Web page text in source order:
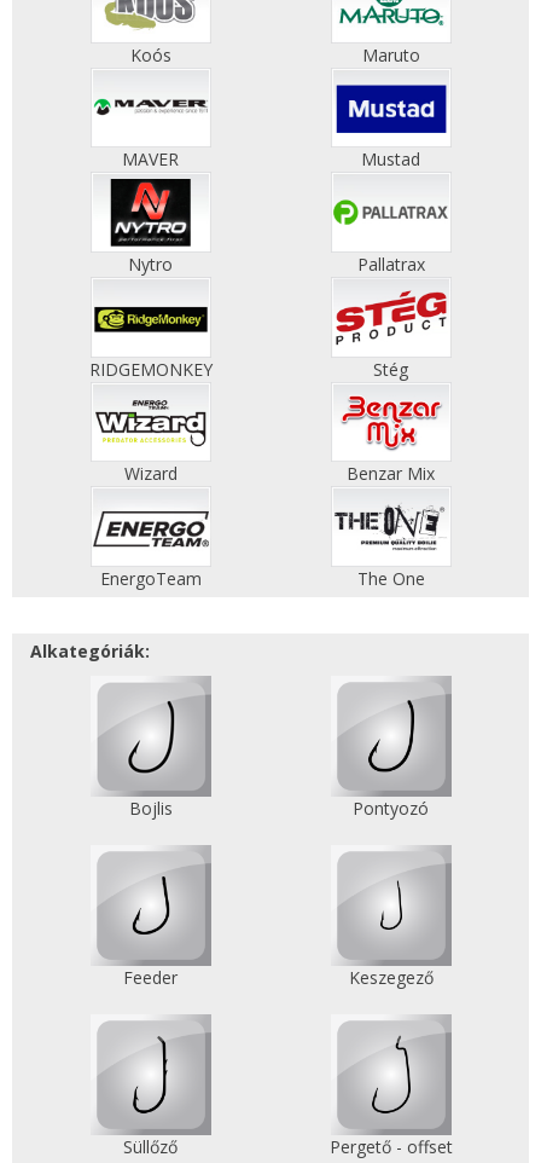
Koós Maruto
MAVER Mustad
Nytro Pallatrax
RIDGEMONKEY Stég
Wizard Benzar Mix
EnergoTeam The One
Alkategóriák:
Bojlis Pontyozó
Feeder Keszegező
Süllőző Pergető - offset